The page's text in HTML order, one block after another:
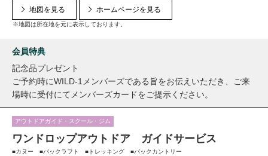
地図を見る
※地図は所在地を元に表示しております。
ホームページを見る
会員特典
記念品プレゼント
ご予約時にWILD-1メンバーズである旨をお伝えいただき、ご来
場時に受付にてメンバーズカードをご提示ください。
アウトドアガイド・スクール・ジム
ワンドロップアウトドア ガイドサービス
■カヌー ■パックラフト ■トレッキング ■バックカントリー